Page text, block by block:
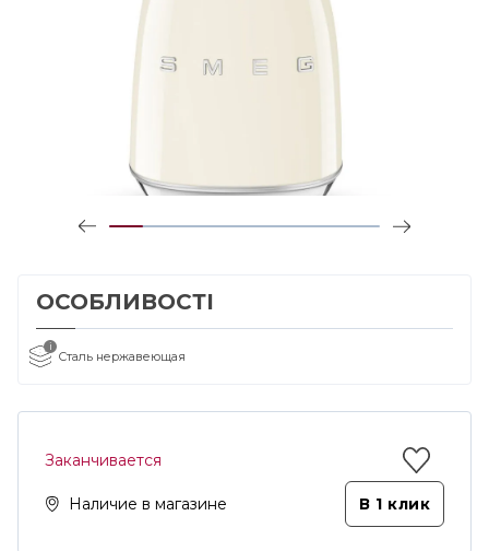
ОСОБЛИВОСТІ
i
Сталь нержавеющая
Заканчивается
Наличие в магазине В 1 клик